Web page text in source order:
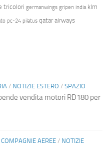
tricolori germanwings gripen india klm
pc-24 pilatus qatar airways
/ NOTIZIE ESTERO / SPAZIO
vendita motori RD180 per
COMPAGNIE AEREE / NOTIZIE